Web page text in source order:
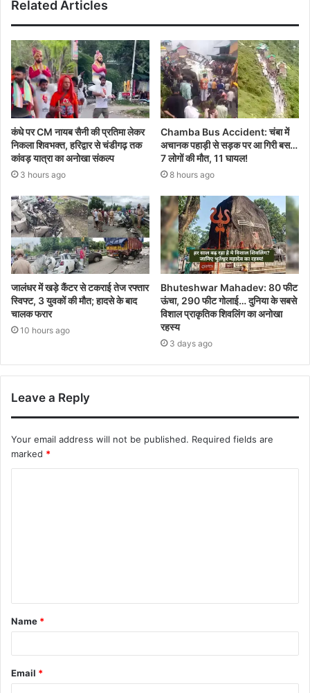
Related Articles
कंधे पर CM नायब सैनी की प्रतिमा लेकर
निकला शिवभक्त, हरिद्वार से चंडीगढ़ तक
कांवड़ यात्रा का अनोखा संकल्प
3 hours ago
Chamba Bus Accident: चंबा में
अचानक पहाड़ी से सड़क पर आ गिरी बस…
7 लोगों की मौत, 11 घायल!
8 hours ago
जालंधर में खड़े कैंटर से टकराई तेज रफ्तार
स्विफ्ट, 3 युवकों की मौत; हादसे के बाद
चालक फरार
10 hours ago
Bhuteshwar Mahadev: 80 फीट
ऊंचा, 290 फीट गोलाई… दुनिया के सबसे
विशाल प्राकृतिक शिवलिंग का अनोखा
रहस्य
3 days ago
Leave a Reply
Your email address will not be published. Required fields are
marked *
Name *
Email *